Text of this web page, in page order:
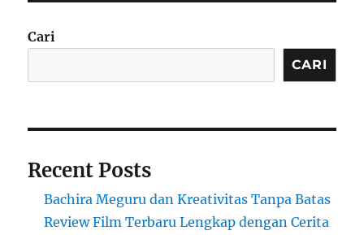
Cari
CARI
Recent Posts
Bachira Meguru dan Kreativitas Tanpa Batas
Review Film Terbaru Lengkap dengan Cerita